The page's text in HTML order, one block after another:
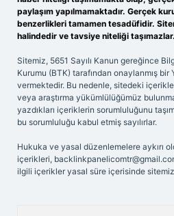
paylaşım yapılmamaktadır. Gerçek
benzerlikleri tamamen tesadüfidir.
halindedir ve tavsiye niteliği taşımazlar.
Sitemiz, 5651 Sayılı Kanun gereğince
Kurumu (BTK) tarafından onaylanmış bir
vermektedir. Bu nedenle, sitedeki
veya araştırma yükümlülüğümüz
yazdıkları içeriklerin sorumluluğunu
bu sorumluluğu kabul etmiş sayılırlar.
Hukuka ve yasal düzenlemelere aykırı
içerikleri,
ilgili içerikler yasal süre içerisinde